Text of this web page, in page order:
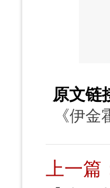
原文链
《伊
上一篇